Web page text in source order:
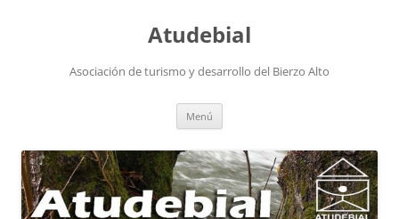
Atudebial
Asociación de turismo y desarrollo del Bierzo Alto
Menú